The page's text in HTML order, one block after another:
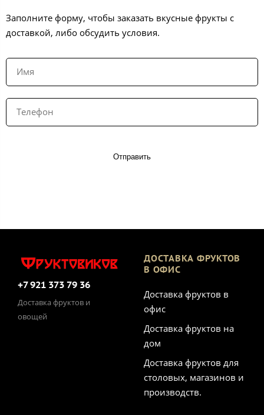
Заполните форму, чтобы заказать вкусные фрукты с
доставкой, либо обсудить условия.
Отправить
+7 921 373 79 36
Доставка фруктов и
овощей
ДОСТАВКА ФРУКТОВ
В ОФИС
Доставка фруктов в
офис
Доставка фруктов на
дом
Доставка фруктов для
столовых, магазинов и
производств.